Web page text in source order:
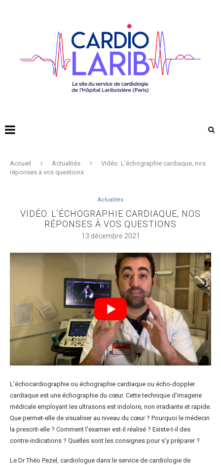
Accueil Actualités
Vidéo. L’échographie cardiaque, nos
réponses à vos questions
Actualités
VIDÉO. L’ÉCHOGRAPHIE CARDIAQUE, NOS
RÉPONSES À VOS QUESTIONS
13 décembre 2021
L’échocardiographie ou échographie cardiaque ou écho-doppler
cardiaque est une échographie du cœur. Cette technique d’imagerie
médicale employant les ultrasons est indolore, non irradiante et rapide.
Que permet-elle de visualiser au niveau du cœur ? Pourquoi le médecin
la prescrit-elle ? Comment l’examen est-il réalisé ? Existe-t-il des
contre-indications ? Quelles sont les consignes pour s’y préparer ?
Le Dr Théo Pezel, cardiologue dans le service de cardiologie de